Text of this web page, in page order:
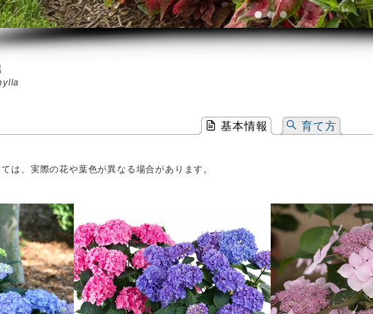
基本情報 育て方
は、実際の花や葉色が異なる場合があります。